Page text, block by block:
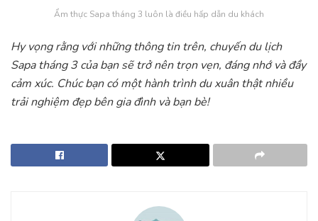
Ẩm thực Sapa tháng 3 luôn là điều hấp dẫn du khách
Hy vọng rằng với những thông tin trên, chuyến du lịch
Sapa tháng 3 của bạn sẽ trở nên trọn vẹn, đáng nhớ và đầy
cảm xúc. Chúc bạn có một hành trình du xuân thật nhiều
trải nghiệm đẹp bên gia đình và bạn bè!